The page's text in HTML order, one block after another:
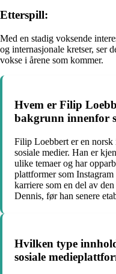
Etterspill:
Med en stadig voksende
og internasjonale kretser, ser
vokse i årene som kommer.
Hvem er Filip
bakgrunn innenfor
Filip Loebbert er en
sosiale medier. Han er
ulike temaer og har
plattformer som
karriere som en del av
Dennis, før han senere
Hvilken type
sosiale